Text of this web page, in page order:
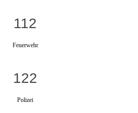
112
Feuerwehr
122
Polizei